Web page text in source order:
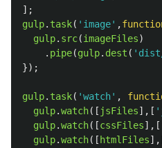
];
gulp. task( ' image' ,
gulp. src(imageFiles)
. pipe(gulp. dest ( '
});
gulp. task( 'watch' ,
gulp.watch([ jsFiles],[ '
gulp.watch([cssFiles],[
gulp.watch([ htmlFiles